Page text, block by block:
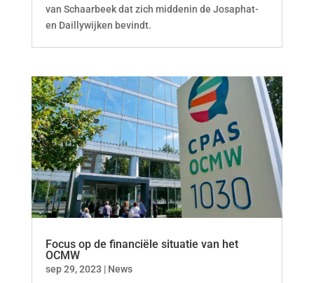
van Schaarbeek dat zich middenin de Josaphat-
en Daillywijken bevindt.
Focus op de financiële situatie van het
OCMW
sep 29, 2023 | News